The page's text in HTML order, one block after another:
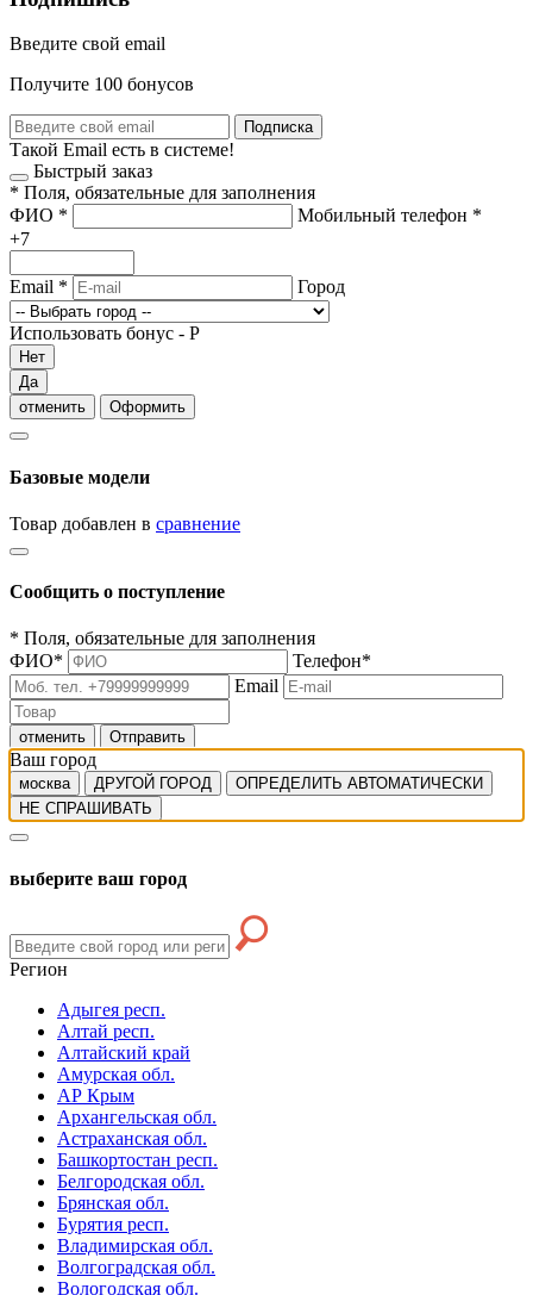
Введите свой email
Получите 100 бонусов
Подписка
Такой Email есть в системе!
Быстрый заказ
* Поля, обязательные для заполнения
ФИО * Мобильный телефон *
+7
Email * Город
Использовать бонус - Р
Нет
Да
отменить
Оформить
Базовые модели
Товар добавлен в сравнение
Сообщить о поступление
* Поля, обязательные для заполнения
ФИО* Телефон*
Email
отменить Отправить
Ваш город
москва ДРУГОЙ ГОРОД
ОПРЕДЕЛИТЬ АВТОМАТИЧЕСКИ
НЕ СПРАШИВАТЬ
выберите ваш город
Регион
Адыгея респ.
Алтай респ.
Алтайский край
Амурская обл.
АР Крым
Архангельская обл.
Астраханская обл.
Башкортостан респ.
Белгородская обл.
Брянская обл.
Бурятия респ.
Владимирская обл.
Волгоградская обл.
Вологодская обл.